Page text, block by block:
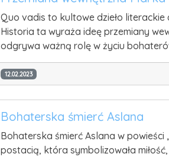
Quo vadis to kultowe dzieło
Historia ta wyraża ideę przemiany
odgrywa ważną rolę w życiu
12.02.2023
Bohaterska śmierć Aslana
Bohaterska śmierć Aslana w powieści
postacią, która symbolizowała